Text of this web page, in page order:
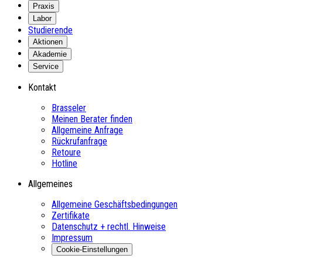
Praxis
Labor
Studierende
Aktionen
Akademie
Service
Kontakt
Brasseler
Meinen Berater finden
Allgemeine Anfrage
Rückrufanfrage
Retoure
Hotline
Allgemeines
Allgemeine Geschäftsbedingungen
Zertifikate
Datenschutz + rechtl. Hinweise
Impressum
Cookie-Einstellungen